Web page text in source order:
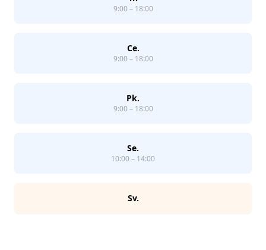
9:00 – 18:00
Ce.
9:00 – 18:00
Pk.
9:00 – 18:00
Se.
10:00 – 14:00
Sv.